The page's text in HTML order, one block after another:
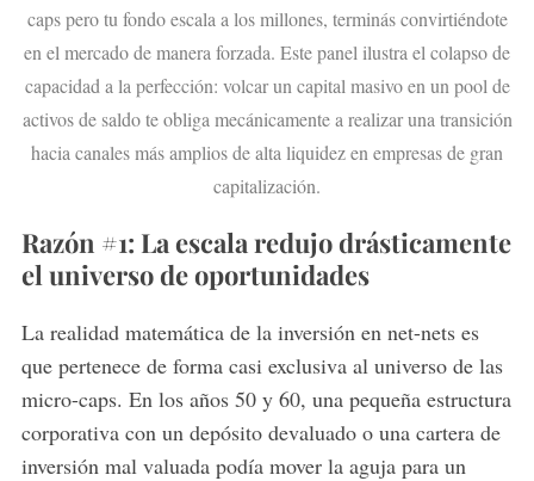
caps pero tu fondo escala a los millones, terminás convirtiéndote
en el mercado de manera forzada. Este panel ilustra el colapso de
capacidad a la perfección: volcar un capital masivo en un pool de
activos de saldo te obliga mecánicamente a realizar una transición
hacia canales más amplios de alta liquidez en empresas de gran
capitalización.
Razón #1: La escala redujo drásticamente
el universo de oportunidades
La realidad matemática de la inversión en net-nets es
que pertenece de forma casi exclusiva al universo de las
micro-caps. En los años 50 y 60, una pequeña estructura
corporativa con un depósito devaluado o una cartera de
inversión mal valuada podía mover la aguja para un